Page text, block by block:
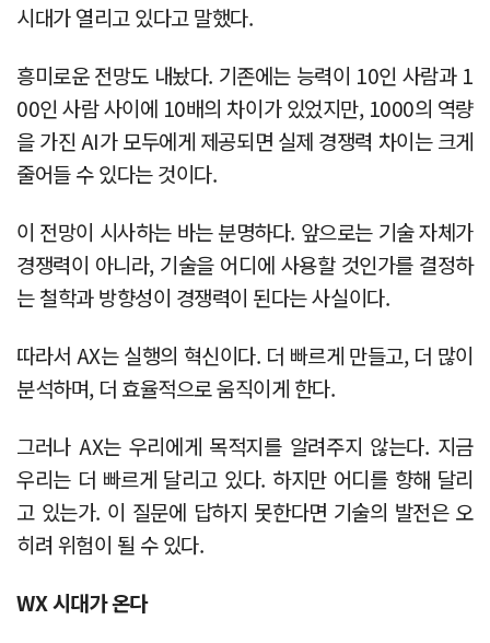
시대가 열리고 있다고 말했다.
흥미로운 전망도 내놨다. 기존에는 능력이 10인 사람과 1
00인 사람 사이에 10배의 차이가 있었지만, 1000의 역량
을 가진 AI가 모두에게 제공되면 실제 경쟁력 차이는 크게
줄어들 수 있다는 것이다.
이 전망이 시사하는 바는 분명하다. 앞으로는 기술 자체가
경쟁력이 아니라, 기술을 어디에 사용할 것인가를 결정하
는 철학과 방향성이 경쟁력이 된다는 사실이다.
따라서 AX는 실행의 혁신이다. 더 빠르게 만들고, 더 많이
분석하며, 더 효율적으로 움직이게 한다.
그러나 AX는 우리에게 목적지를 알려주지 않는다. 지금
우리는 더 빠르게 달리고 있다. 하지만 어디를 향해 달리
고 있는가. 이 질문에 답하지 못한다면 기술의 발전은 오
히려 위험이 될 수 있다.
WX 시대가 온다